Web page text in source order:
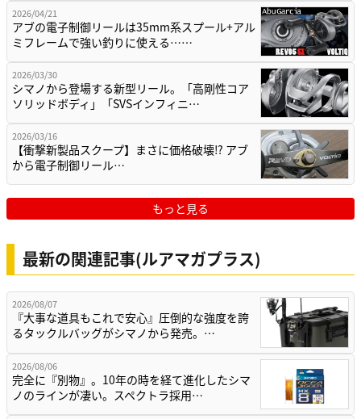
2026/04/21
アブの電子制御リールは35mm系スプール+アル
ミフレームで強い釣りに使える……
2026/03/30
シマノから登場する新型リール。「高剛性コア
ソリッドボディ」「SVSインフィニ…
2026/03/16
【衝撃新製品スクープ】まさに価格破壊⁉ アブ
から電子制御リール…
もっと見る
最新の関連記事(ルアマガプラス)
2026/08/07
『大事な道具もこれで安心』圧倒的な強度を誇
るタックルバッグがシマノから発売。…
2026/08/06
完全に『別物』。10年の時を経て進化したシマ
ノのラインが凄い。スペクトラ採用…